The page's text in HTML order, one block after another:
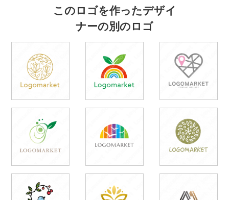
このロゴを作ったデザイ
ナーの別のロゴ